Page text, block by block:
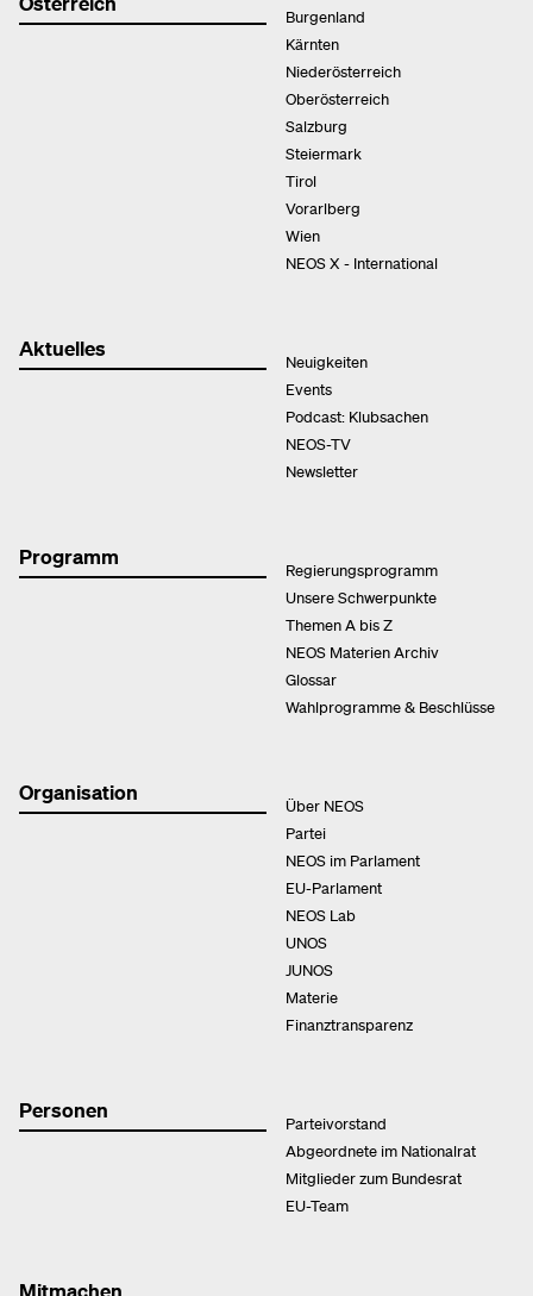
Burgenland
Kärnten
Niederösterreich
Oberösterreich
Salzburg
Steiermark
Tirol
Vorarlberg
Wien
NEOS X - International
Aktuelles
Neuigkeiten
Events
Podcast: Klubsachen
NEOS-TV
Newsletter
Programm
Regierungsprogramm
Unsere Schwerpunkte
Themen A bis Z
NEOS Materien Archiv
Glossar
Wahlprogramme & Beschlüsse
Organisation
Über NEOS
Partei
NEOS im Parlament
EU-Parlament
NEOS Lab
UNOS
JUNOS
Materie
Finanztransparenz
Personen
Parteivorstand
Abgeordnete im Nationalrat
Mitglieder zum Bundesrat
EU-Team
Mitmachen